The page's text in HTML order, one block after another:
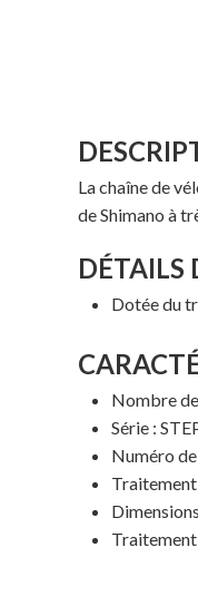
La chaîne de
de Shimano à
DÉTAILS
Dotée du
Nombre
Série :
Numéro
Traitement